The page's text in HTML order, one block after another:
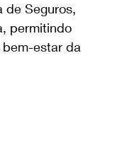
de Seguros,
permitindo
estar da